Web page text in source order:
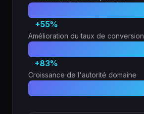
Amélioration du taux de conversion
+55%
Croissance de l'autorité domaine
+83%